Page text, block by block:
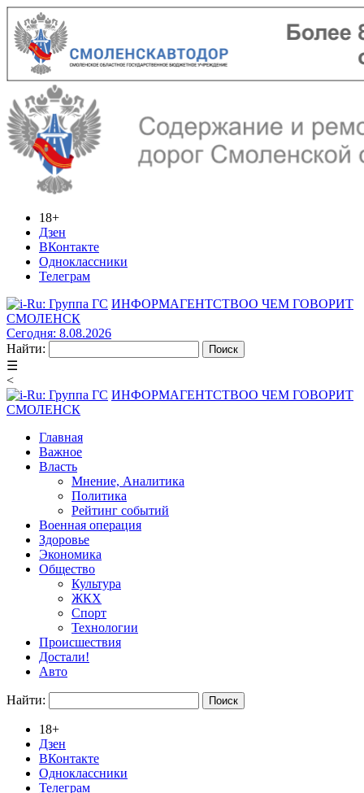
18+
Дзен
ВКонтакте
Одноклассники
Телеграм
ИНФОРМАГЕНТСТВОО ЧЕМ ГОВОРИТ
СМОЛЕНСК
Сегодня: 8.08.2026
Найти:
☰
<
ИНФОРМАГЕНТСТВОО ЧЕМ ГОВОРИТ
СМОЛЕНСК
Главная
Важное
Власть
Мнение, Аналитика
Политика
Рейтинг событий
Военная операция
Здоровье
Экономика
Общество
Культура
ЖКХ
Спорт
Технологии
Происшествия
Достали!
Авто
Найти:
18+
Дзен
ВКонтакте
Одноклассники
Телеграм